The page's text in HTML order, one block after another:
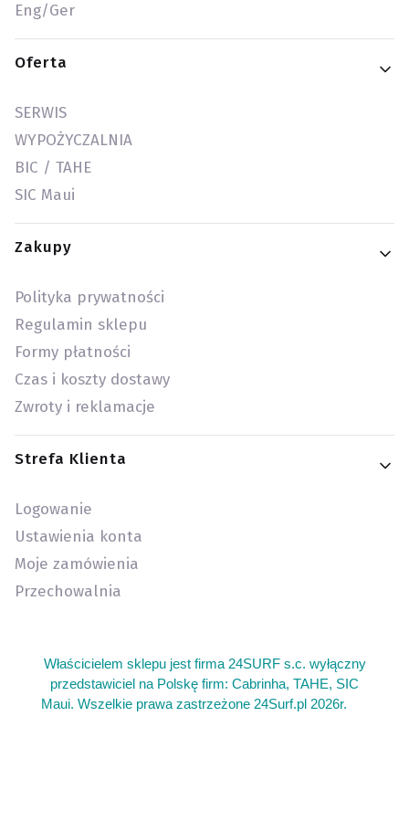
Eng/Ger
Oferta
SERWIS
WYPOŻYCZALNIA
BIC / TAHE
SIC Maui
Zakupy
Polityka prywatności
Regulamin sklepu
Formy płatności
Czas i koszty dostawy
Zwroty i reklamacje
Strefa Klienta
Logowanie
Ustawienia konta
Moje zamówienia
Przechowalnia
Właścicielem sklepu jest firma 24SURF s.c. wyłączny
przedstawiciel na Polskę firm: Cabrinha, TAHE, SIC
Maui. Wszelkie prawa zastrzeżone 24Surf.pl 2026r.